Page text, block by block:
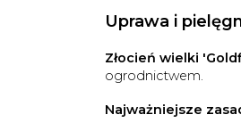
Uprawa i
Złocień wielki
ogrodnictwem.
Najważniejsze